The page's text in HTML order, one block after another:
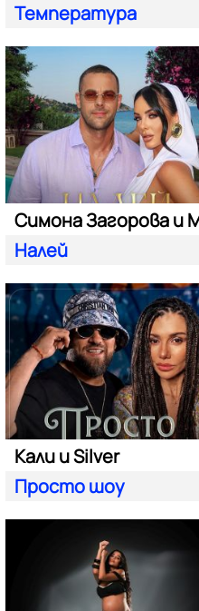
Температура
Налей
Кали и Silver
Просто шоу